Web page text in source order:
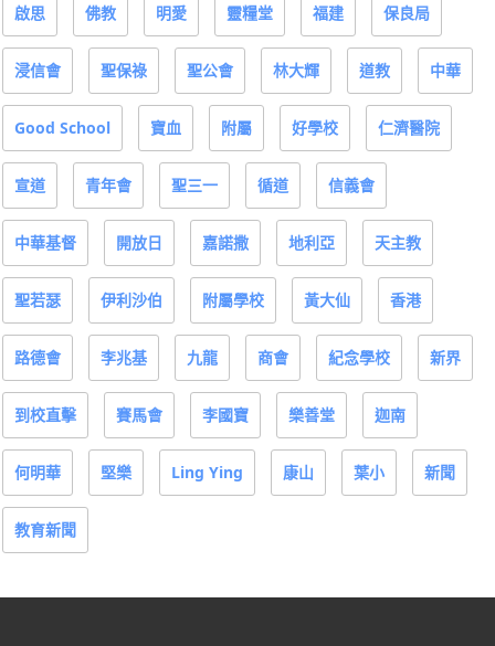
啟思 佛教 明愛 靈糧堂 福建 保良局
浸信會 聖保祿 聖公會 林大輝 道教 中華
Good School 寶血 附屬 好學校 仁濟醫院
宣道 青年會 聖三一 循道 信義會
中華基督 開放日 嘉諾撒 地利亞 天主教
聖若瑟 伊利沙伯 附屬學校 黃大仙 香港
路德會 李兆基 九龍 商會 紀念學校 新界
到校直擊 賽馬會 李國寶 樂善堂 迦南
何明華 堅樂 Ling Ying 康山 葉小 新聞
教育新聞